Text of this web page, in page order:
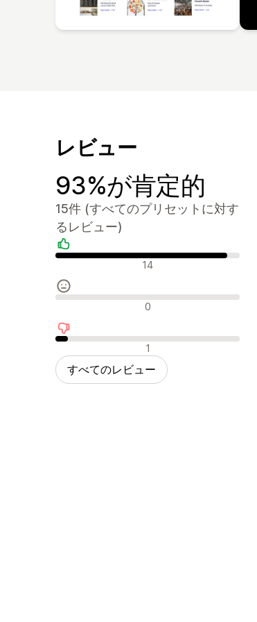
レビュー
93%が肯定的
15件 (すべてのプリセットに対す
るレビュー)
肯定的なレビュー14
中間的なレビュー0
否定的なレビュー 1
すべてのレビュー